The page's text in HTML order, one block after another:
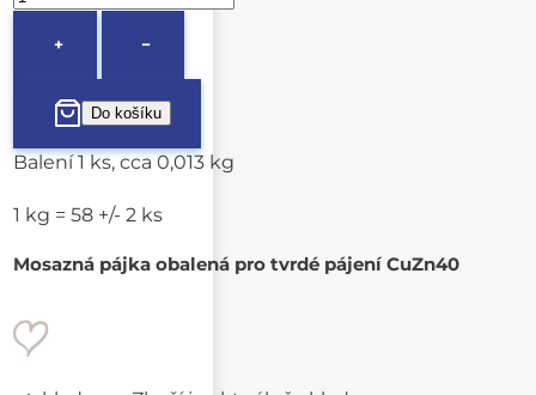
+ −
Balení 1 ks, cca 0,013 kg
1 kg = 58 +/- 2 ks
Mosazná pájka obalená pro tvrdé pájení CuZn40